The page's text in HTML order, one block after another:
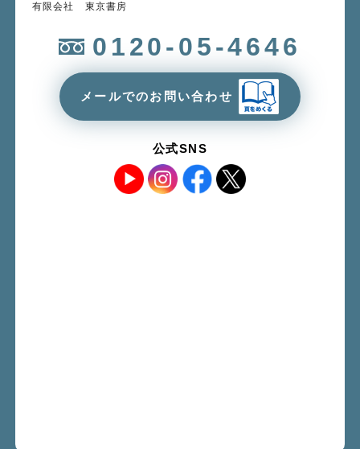
有限会社 東京書房
0120-05-4646
メールでのお問い合わせ
公式SNS